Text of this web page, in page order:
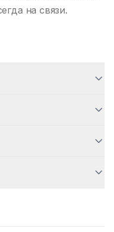
на связи.